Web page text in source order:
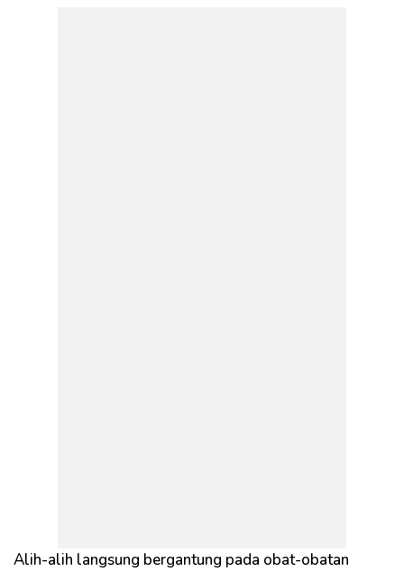
Alih-alih langsung bergantung pada obat-obatan